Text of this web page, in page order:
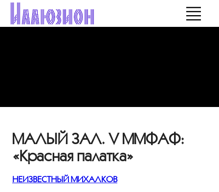
МАЛЫЙ ЗАЛ. V ММФАФ:
«Красная палатка»
НЕИЗВЕСТНЫЙ МИХАЛКОВ